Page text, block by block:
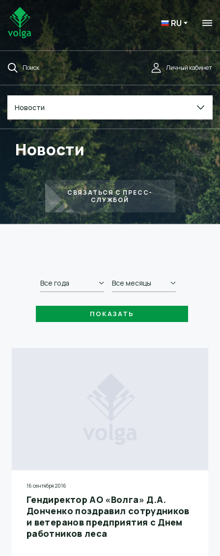
RU
Поиск Личный кабинет
Новости
Новости
СВЯЗАТЬСЯ С ПРЕСС-
СЛУЖБОЙ
Все года Все месяцы
16 сентября 2016
Гендиректор АО «Волга» Д.А.
Донченко поздравил сотрудников
и ветеранов предприятия с Днем
работников леса